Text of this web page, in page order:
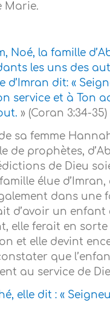
Marie.
Noé, la famille
les uns des
dit: «
service et à Ton
» (Coran 3:34-35)
sa femme
de prophètes,
de Dieu
élue
dans une
d’avoir un
elle ferait en sorte
et elle devint
que
au service de
elle dit : «